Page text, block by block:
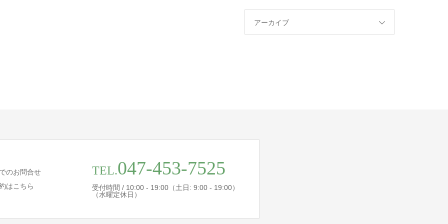
アーカイブ
のお問合せ
はこちら
TEL.047-453-7525
受付時間 / 10:00 - 19:00（土日: 9:00 - 19:00）
（水曜定休日）